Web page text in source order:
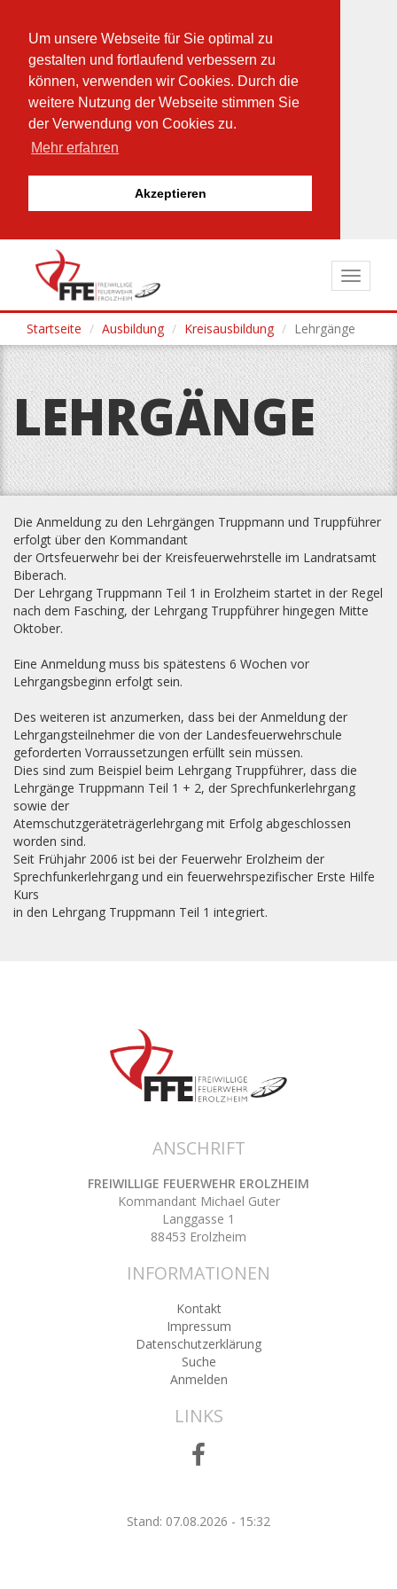
Um unsere Webseite für Sie optimal zu
gestalten und fortlaufend verbessern zu
können, verwenden wir Cookies. Durch die
weitere Nutzung der Webseite stimmen Sie
der Verwendung von Cookies zu.
Mehr erfahren
Akzeptieren
Toggle
Startseite
Ausbildung Kreisausbildung Lehrgänge
LEHRGÄNGE
Die Anmeldung zu den Lehrgängen Truppmann und Truppführer
erfolgt über den Kommandant
der Ortsfeuerwehr bei der Kreisfeuerwehrstelle im Landratsamt
Biberach.
Der Lehrgang Truppmann Teil 1 in Erolzheim startet in der Regel
nach dem Fasching, der Lehrgang Truppführer hingegen Mitte
Oktober.
Eine Anmeldung muss bis spätestens 6 Wochen vor
Lehrgangsbeginn erfolgt sein.
Des weiteren ist anzumerken, dass bei der Anmeldung der
Lehrgangsteilnehmer die von der Landesfeuerwehrschule
geforderten Vorraussetzungen erfüllt sein müssen.
Dies sind zum Beispiel beim Lehrgang Truppführer, dass die
Lehrgänge Truppmann Teil 1 + 2, der Sprechfunkerlehrgang
sowie der
Atemschutzgeräteträgerlehrgang mit Erfolg abgeschlossen
worden sind.
Seit Frühjahr 2006 ist bei der Feuerwehr Erolzheim der
Sprechfunkerlehrgang und ein feuerwehrspezifischer Erste Hilfe
Kurs
in den Lehrgang Truppmann Teil 1 integriert.
ANSCHRIFT
FREIWILLIGE FEUERWEHR EROLZHEIM
Kommandant Michael Guter
Langgasse 1
88453 Erolzheim
INFORMATIONEN
Kontakt
Impressum
Datenschutzerklärung
Suche
Anmelden
LINKS
Stand: 07.08.2026 - 15:32